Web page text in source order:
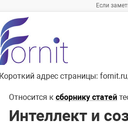
Если
Короткий адрес страницы:
Относится к сборнику статей
Интеллект и